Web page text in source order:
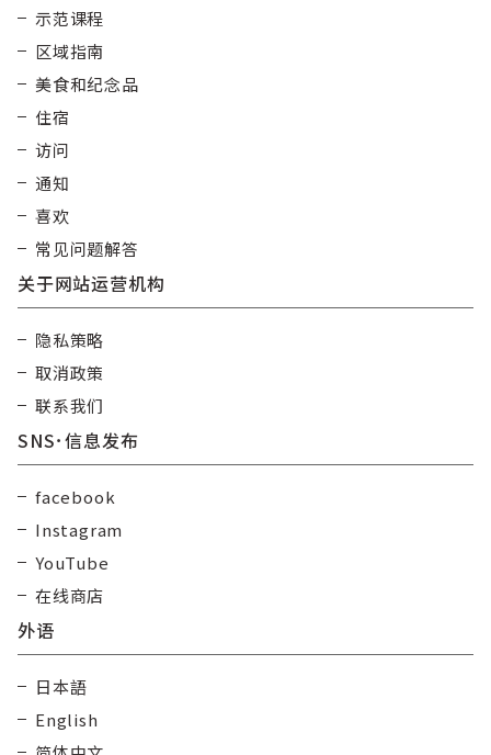
示范课程
区域指南
美食和纪念品
住宿
访问
通知
喜欢
常见问题解答
关于网站运营机构
隐私策略
取消政策
联系我们
SNS･信息发布
facebook
Instagram
YouTube
在线商店
外语
日本語
English